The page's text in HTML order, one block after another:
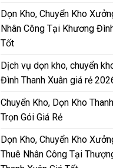
Dọn Kho, Chuyển Kho
Nhân Công Tại Khương
Tốt
Dịch vụ dọn kho, chuyển
Đình Thanh Xuân giá rẻ
Chuyển Kho, Dọn Kho
Trọn Gói Giá Rẻ
Dọn Kho, Chuyển Kho
Thuê Nhân Công Tại